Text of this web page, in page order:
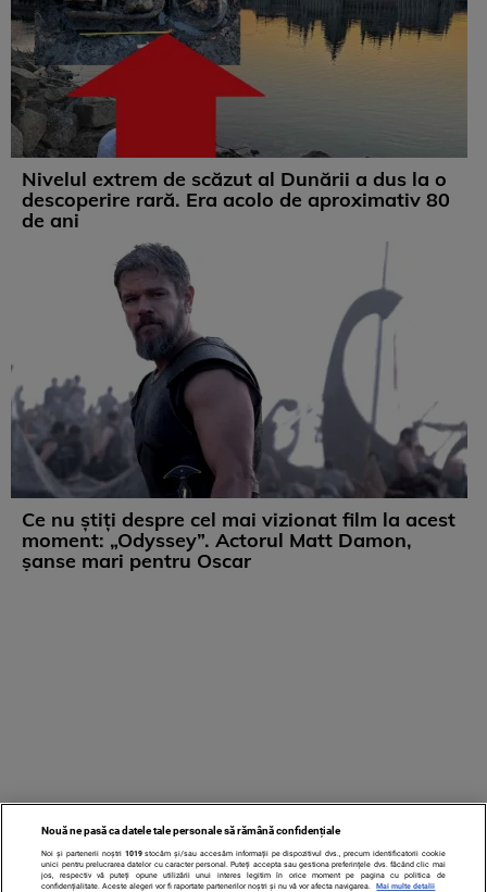
Nivelul extrem de scăzut al Dunării a dus la o
descoperire rară. Era acolo de aproximativ 80
de ani
Ce nu știți despre cel mai vizionat film la acest
moment: „Odyssey”. Actorul Matt Damon,
șanse mari pentru Oscar
Nouă ne pasă ca datele tale personale să rămână confidențiale
Noi și partenerii noștri 1019stocăm și/sau accesăm informații pe dispozitivul dvs., precum identificatorii cookie
unici pentru prelucrarea datelor cu caracter personal. Puteți accepta sau gestiona preferințele dvs. făcând clic mai
jos, respectiv vă puteți opune utilizării unui interes legitim în orice moment pe pagina cu politica de
confidențialitate. Aceste alegeri vor fi raportate partenerilor noștri și nu vă vor afecta navigarea.
Mai multe detalii